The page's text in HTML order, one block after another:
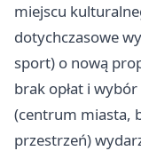
miejscu
dotychczasowe
sport) o nową
brak opłat i
(centrum miasta,
przestrzeń)